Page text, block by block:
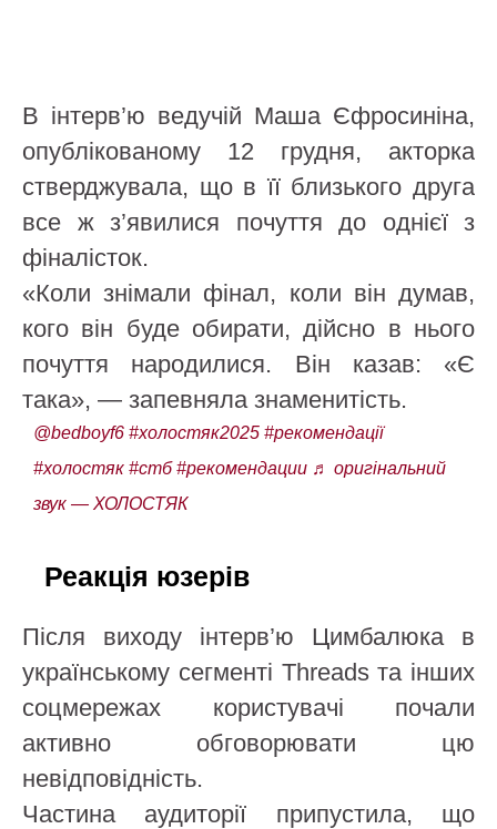
В інтерв’ю ведучій Маша Єфросиніна,
опублікованому 12 грудня, акторка
стверджувала, що в її близького друга
все ж з’явилися почуття до однієї з
фіналісток.
«Коли знімали фінал, коли він думав,
кого він буде обирати, дійсно в нього
почуття народилися. Він казав: «Є
така», — запевняла знаменитість.
@bedboyf6 #холостяк2025 #рекомендації
#холостяк #стб #рекомендации ♬ оригінальний
звук — ХОЛОСТЯК
Реакція юзерів
Після виходу інтерв’ю Цимбалюка в
українському сегменті Threads та інших
соцмережах користувачі почали
активно обговорювати цю
невідповідність.
Частина аудиторії припустила, що